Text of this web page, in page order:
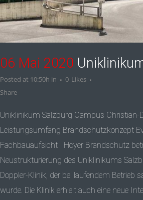
06 Mai 2020
Posted at 10:50h in 0 Likes
Share
Uniklinikum Salzburg Campus Christian-
Leistungsumfang Brandschutzkonzept
Fachbauaufsicht Hoyer Brandschutz
Neustrukturierung des Uniklinikums
Doppler-Klinik, der bei laufendem Betrieb
wurde. Die Klinik erhielt auch eine neue